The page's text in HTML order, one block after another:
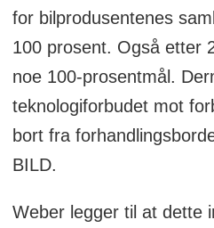
for bilprodusentenes
100 prosent. Også etter
noe 100-prosentmål.
teknologiforbudet mot
bort fra
BILD.
Weber legger til at dette